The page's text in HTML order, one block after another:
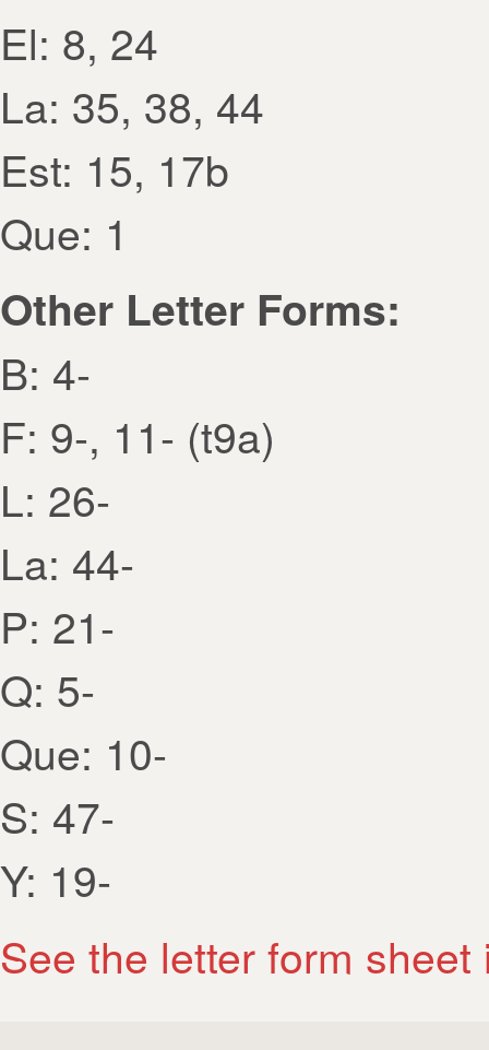
El: 8, 24
La: 35, 38, 44
Est: 15, 17b
Que: 1
Other Letter Forms:
B: 4-
F: 9-, 11- (t9a)
L: 26-
La: 44-
P: 21-
Q: 5-
Que: 10-
S: 47-
Y: 19-
See the letter form